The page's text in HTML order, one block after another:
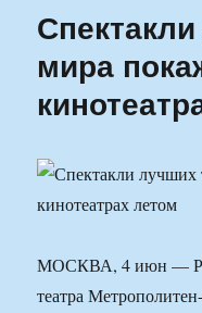
мира
МОСКВА, 4 июн —
театра